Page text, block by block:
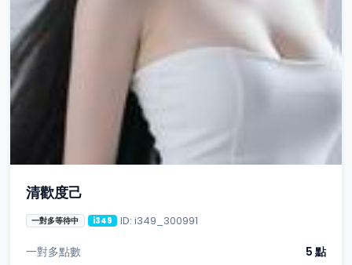
清歡度己
一對多等待中 i349 ID: i349_300991
一對多點數
5 點